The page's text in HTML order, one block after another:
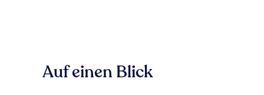
Auf einen Blick